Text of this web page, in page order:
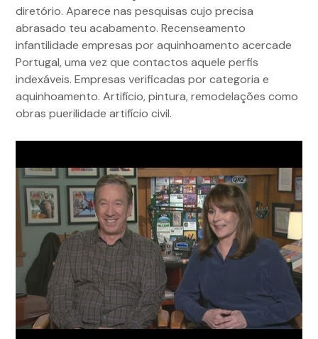
diretório. Aparece nas pesquisas cujo precisa
abrasado teu acabamento. Recenseamento
infantilidade empresas por aquinhoamento acercade
Portugal, uma vez que contactos aquele perfis
indexáveis. Empresas verificadas por categoria e
aquinhoamento. Artifício, pintura, remodelações como
obras puerilidade artifício civil.